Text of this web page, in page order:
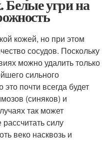
Белые угри на
кожей, но при этом
сосудов. Поскольку
можно удалить только
сильного
почти всегда будет
(синяков) и
так может
силу
веко насквозь и